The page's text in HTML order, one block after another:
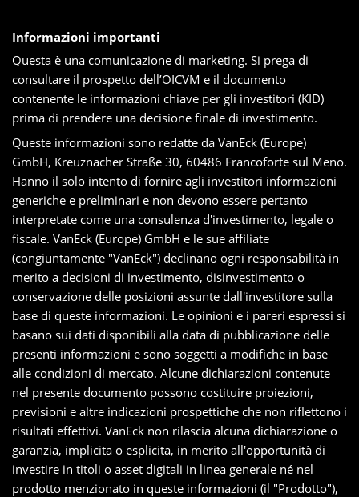
Informazioni importanti
Questa è una comunicazione di marketing. Si prega di
consultare il prospetto dell’OICVM e il documento
contenente le informazioni chiave per gli investitori (KID)
prima di prendere una decisione finale di investimento.
Queste informazioni sono redatte da VanEck (Europe)
GmbH, Kreuznacher Straße 30, 60486 Francoforte sul Meno.
Hanno il solo intento di fornire agli investitori informazioni
generiche e preliminari e non devono essere pertanto
interpretate come una consulenza d'investimento, legale o
fiscale. VanEck (Europe) GmbH e le sue affiliate
(congiuntamente "VanEck") declinano ogni responsabilità in
merito a decisioni di investimento, disinvestimento o
conservazione delle posizioni assunte dall'investitore sulla
base di queste informazioni. Le opinioni e i pareri espressi si
basano sui dati disponibili alla data di pubblicazione delle
presenti informazioni e sono soggetti a modifiche in base
alle condizioni di mercato. Alcune dichiarazioni contenute
nel presente documento possono costituire proiezioni,
previsioni e altre indicazioni prospettiche che non riflettono i
risultati effettivi. VanEck non rilascia alcuna dichiarazione o
garanzia, implicita o esplicita, in merito all'opportunità di
investire in titoli o asset digitali in linea generale né nel
prodotto menzionato in queste informazioni (il "Prodotto"),